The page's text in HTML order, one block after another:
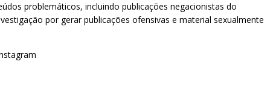
problemáticos, incluindo publicações negacionistas do
por gerar publicações ofensivas e material sexualmente